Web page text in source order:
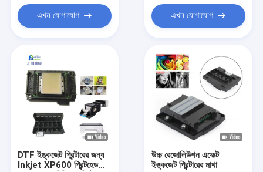
এখন যোগাযোগ এখন যোগাযোগ
DTF ইঙ্কজেট প্রিন্টারের জন্য
Inkjet XP600 প্রিন্টহেড
উচ্চ রেজোলিউশন এফেক্ট
ইঙ্কজেট প্রিন্টারের মাথা